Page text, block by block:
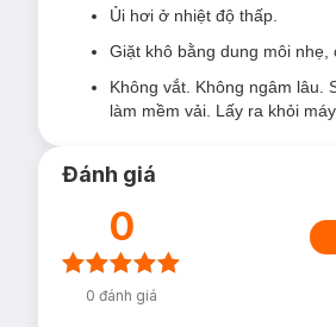
Ủi hơi ở nhiệt độ thấp.
Giặt khô bằng dung môi nhẹ,
Không vắt. Không ngâm lâu.
làm mềm vải. Lấy ra khỏi
Đánh giá
0
0 đánh giá